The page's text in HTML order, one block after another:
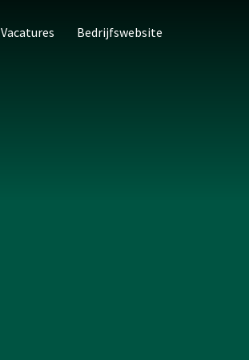
Vacatures Bedrijfswebsite